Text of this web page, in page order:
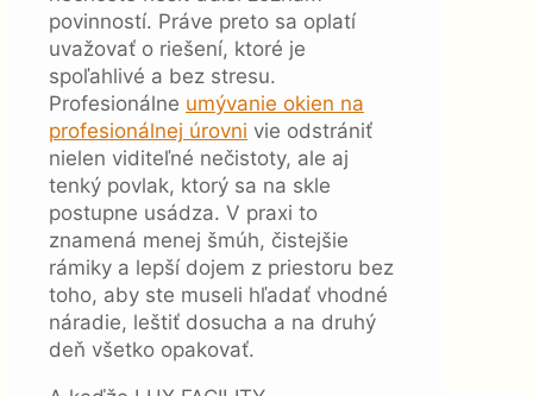
povinností. Práve preto sa oplatí
uvažovať o riešení, ktoré je
spoľahlivé a bez stresu.
Profesionálne umývanie okien na
profesionálnej úrovni vie odstrániť
nielen viditeľné nečistoty, ale aj
tenký povlak, ktorý sa na skle
postupne usádza. V praxi to
znamená menej šmúh, čistejšie
rámiky a lepší dojem z priestoru bez
toho, aby ste museli hľadať vhodné
náradie, leštiť dosucha a na druhý
deň všetko opakovať.